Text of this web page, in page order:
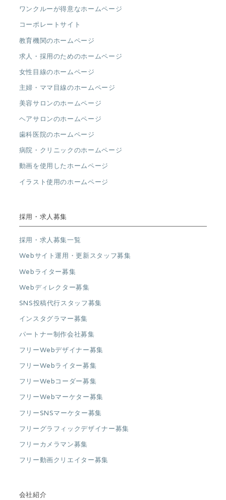
ワンクルーが得意なホームページ
コーポレートサイト
教育機関のホームページ
求人・採用のためのホームページ
女性目線のホームページ
主婦・ママ目線のホームページ
美容サロンのホームページ
ヘアサロンのホームページ
歯科医院のホームページ
病院・クリニックのホームページ
動画を使用したホームページ
イラスト使用のホームページ
採用・求人募集
採用・求人募集一覧
Webサイト運用・更新スタッフ募集
Webライター募集
Webディレクター募集
SNS投稿代行スタッフ募集
インスタグラマー募集
パートナー制作会社募集
フリーWebデザイナー募集
フリーWebライター募集
フリーWebコーダー募集
フリーWebマーケター募集
フリーSNSマーケター募集
フリーグラフィックデザイナー募集
フリーカメラマン募集
フリー動画クリエイター募集
会社紹介